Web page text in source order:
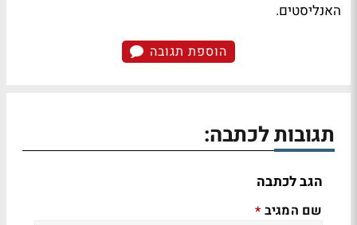
האנליסטים.
הוספת תגובה
תגובות לכתבה:
הגב לכתבה
שם המגיב *